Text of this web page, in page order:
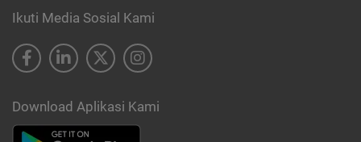
Ikuti Media Sosial Kami
Download Aplikasi Kami